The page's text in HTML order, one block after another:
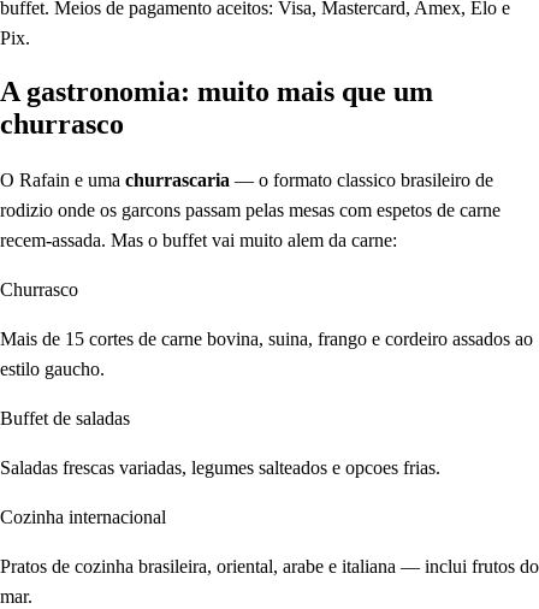
buffet. Meios de pagamento aceitos: Visa, Mastercard, Amex, Elo e
Pix.
A gastronomia: muito mais que um
churrasco
O Rafain e uma churrascaria — o formato classico brasileiro de
rodizio onde os garcons passam pelas mesas com espetos de carne
recem-assada. Mas o buffet vai muito alem da carne:
Churrasco
Mais de 15 cortes de carne bovina, suina, frango e cordeiro assados ao
estilo gaucho.
Buffet de saladas
Saladas frescas variadas, legumes salteados e opcoes frias.
Cozinha internacional
Pratos de cozinha brasileira, oriental, arabe e italiana — inclui frutos do
mar.